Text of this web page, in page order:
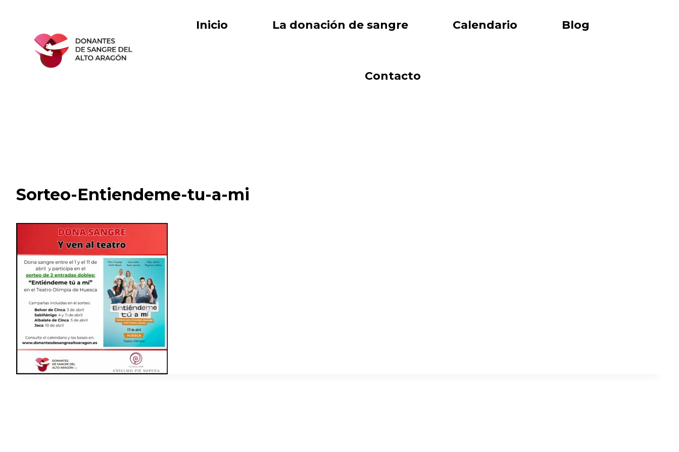
contenido
Inicio La donación de sangre Calendario Blog
Contacto
Sorteo-Entiendeme-tu-a-mi